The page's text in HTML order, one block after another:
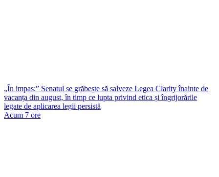
„În impas:” Senatul se grăbește să salveze Legea Clarity înainte de
vacanța din august, în timp ce lupta privind etica și îngrijorările
legate de aplicarea legii persistă
Acum 7 ore